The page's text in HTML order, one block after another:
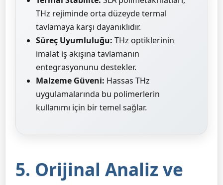
THz rejiminde orta düzeyde termal
tavlamaya karşı dayanıklıdır.
Süreç Uyumluluğu: THz optiklerinin
imalat iş akışına tavlamanın
entegrasyonunu destekler.
Malzeme Güveni: Hassas THz
uygulamalarında bu polimerlerin
kullanımı için bir temel sağlar.
5. Orijinal Analiz ve